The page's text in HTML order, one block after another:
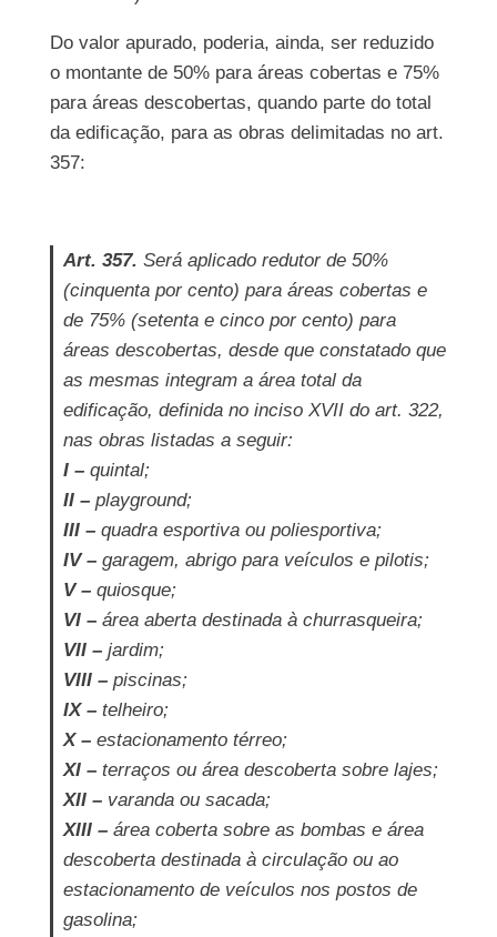
Do valor apurado, poderia, ainda, ser reduzido
o montante de 50% para áreas cobertas e 75%
para áreas descobertas, quando parte do total
da edificação, para as obras delimitadas no art.
357:
Art. 357.Será aplicado redutor de 50%
(cinquenta por cento) para áreas cobertas e
de 75% (setenta e cinco por cento) para
áreas descobertas, desde que constatado que
as mesmas integram a área total da
edificação, definida no inciso XVII do art. 322,
nas obras listadas a seguir:
I – quintal;
II – playground;
III – quadra esportiva ou poliesportiva;
IV – garagem, abrigo para veículos e pilotis;
V – quiosque;
VI – área aberta destinada à churrasqueira;
VII – jardim;
VIII – piscinas;
IX – telheiro;
X –estacionamento térreo;
XI – terraços ou área descoberta sobre lajes;
XII – varanda ou sacada;
XIII –área coberta sobre as bombas e área
descoberta destinada à circulação ou ao
estacionamento de veículos nos postos de
gasolina;